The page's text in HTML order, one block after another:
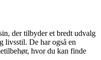
der tilbyder et bredt udvalg
livsstil. De har også en
hvor du kan finde